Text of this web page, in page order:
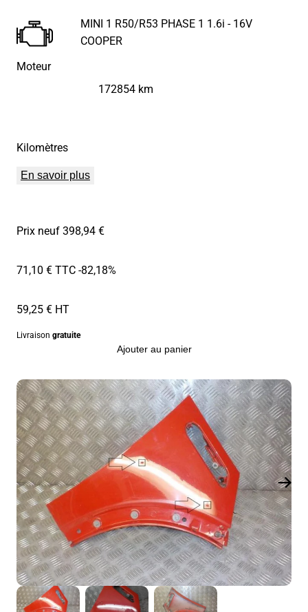
Moteur
MINI 1 R50/R53 PHASE 1 1.6i - 16V
COOPER
Kilomètres
172854 km
En savoir plus
Prix neuf 398,94 €
71,10 € TTC-82,18%
59,25 € HT
Livraison gratuite
Ajouter au panier